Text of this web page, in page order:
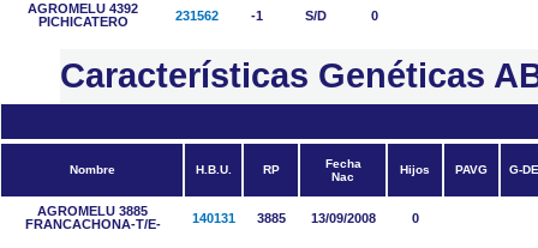
AGROMELU 4392
PICHICATERO
231562 -1 S/D 0
Características Genéticas
Nombre H.B.U. RP
Fecha
Nac
Hijos PAVG G-
AGROMELU 3885
FRANCACHONA-T/E-
140131 3885 13/09/2008 0